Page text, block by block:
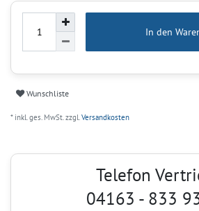
In den
Wunschliste
* inkl. ges. MwSt. zzgl.Versandkosten
Telefon
04163 - 833